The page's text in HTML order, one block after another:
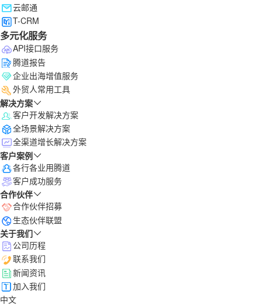
云邮通
T-CRM
多元化服务
API接口服务
腾道报告
企业出海增值服务
外贸人常用工具
解决方案
客户开发解决方案
全场景解决方案
全渠道增长解决方案
客户案例
各行各业用腾道
客户成功服务
合作伙伴
合作伙伴招募
生态伙伴联盟
关于我们
公司历程
联系我们
新闻资讯
加入我们
中文